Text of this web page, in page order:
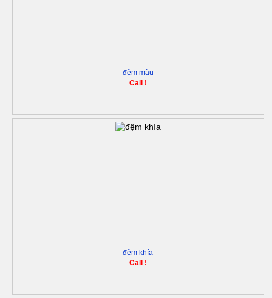
đệm màu
Call !
đệm khía
Call !